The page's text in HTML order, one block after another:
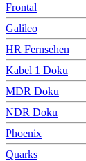
Frontal
Galileo
HR Fernsehen
Kabel 1 Doku
MDR Doku
NDR Doku
Phoenix
Quarks